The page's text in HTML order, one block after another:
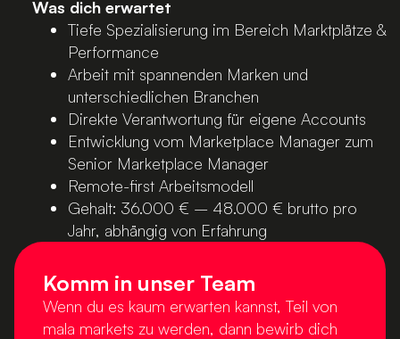
Was dich erwartet
Tiefe Spezialisierung im Bereich Marktplätze &
Performance
Arbeit mit spannenden Marken und
unterschiedlichen Branchen
Direkte Verantwortung für eigene Accounts
Entwicklung vom Marketplace Manager zum
Senior Marketplace Manager
Remote-first Arbeitsmodell
Gehalt: 36.000 € – 48.000 € brutto pro
Jahr, abhängig von Erfahrung
Komm in unser Team
Wenn du es kaum erwarten kannst, Teil von
mala markets zu werden, dann bewirb dich